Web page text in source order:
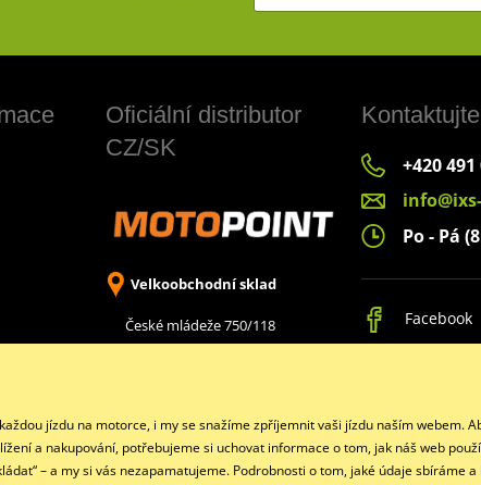
Oficiální distributor
CZ/SK
Velkoobchodní sklad
České mládeže 750/118
+420 491
Po - Pá
Facebook
jízdu na motorce, i my se snažíme zpříjemnit vaši jízdu naším webem.
a nakupování, potřebujeme si uchovat informace o tom, jak náš web
– a my si vás nezapamatujeme. Podrobnosti o tom, jaké údaje sbíráme a